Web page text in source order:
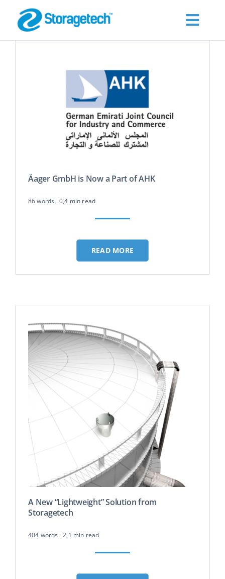
content
Промышленность
Äager GmbH is Now a Part of AHK
86 words 0,4 min read
READ MORE
A New “Lightweight” Solution from
Storagetech
404 words 2,1 min read